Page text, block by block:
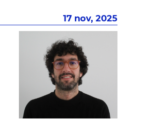
17 nov, 2025